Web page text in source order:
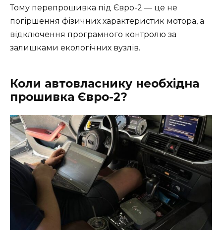
Тому перепрошивка під Євро-2 — це не
погіршення фізичних характеристик мотора, а
відключення програмного контролю за
залишками екологічних вузлів.
Коли автовласнику необхідна
прошивка Євро-2?